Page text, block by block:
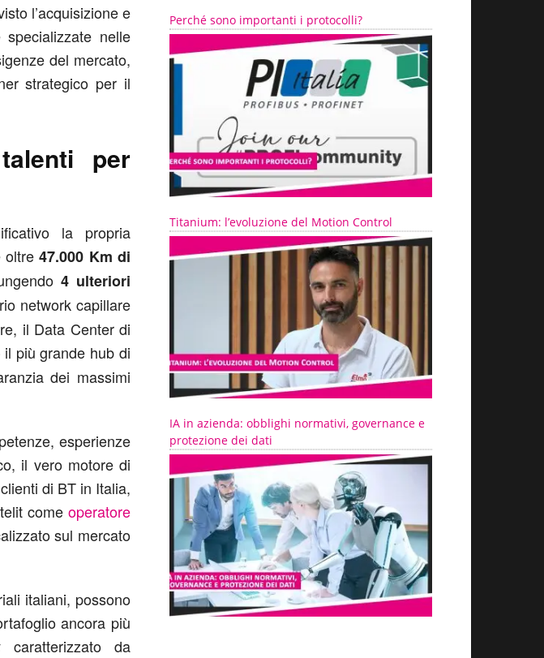
l’acquisizione e
nelle
del mercato,
strategico per il
per
la propria
oltre47.000 Km di
4 ulteriori
network capillare
il Data Center di
il più grande hub di
dei massimi
esperienze
il vero motore di
di BT in Italia,
come operatore
sul mercato
italiani, possono
ancora più
da
Perché sono importanti i protocolli?
Titanium: l’evoluzione del Motion Control
IA in azienda: obblighi normativi, governance e
protezione dei dati